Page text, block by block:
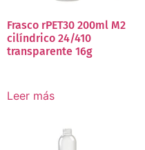
Frasco rPET30 200ml M2
cilíndrico 24/410
transparente 16g
Leer más